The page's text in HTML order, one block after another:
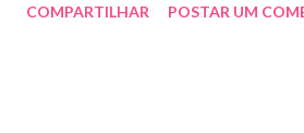
medida certa ( tem sabor e cremosidade
COMPARTILHAR POSTAR UM